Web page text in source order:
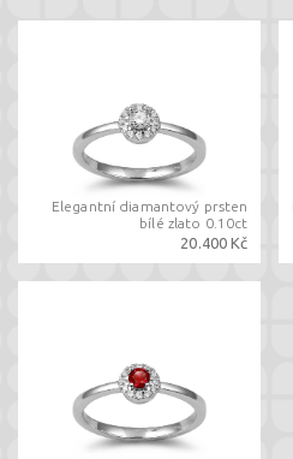
Elegantní diamantový prsten
bílé zlato 0.10ct
20.400 Kč